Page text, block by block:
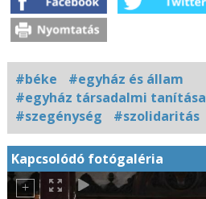
#béke
#egyház és állam
#egyház társadalmi tanítása
#szegénység
#szolidaritás
Kapcsolódó fotógaléria